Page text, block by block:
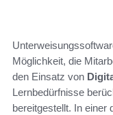
Möglichkeit, die
den Einsatz von
Lernbedürfnisse
bereitgestellt. In einer